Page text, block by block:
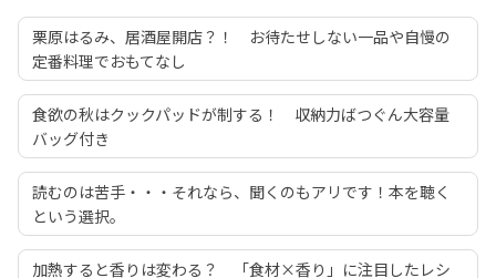
栗原はるみ、居酒屋開店？！ お待たせしない一品や自慢の
定番料理でおもてなし
食欲の秋はクックパッドが制する！ 収納力ばつぐん大容量
バッグ付き
読むのは苦手・・・それなら、聞くのもアリです！本を聴く
という選択。
加熱すると香りは変わる？ 「食材×香り」に注目したレシ